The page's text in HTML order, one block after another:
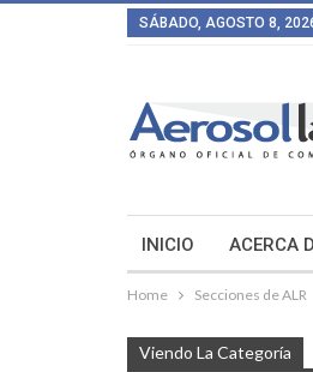
SÁBADO, AGOSTO 8,
INICIO ACERCA
Home Secciones de ALR
Viendo La Categoría